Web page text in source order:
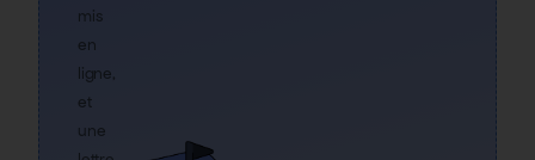
mis
en
ligne,
et
une